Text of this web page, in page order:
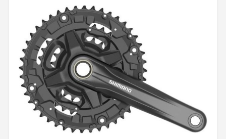
Kinderfietsen
Stadsfietsen
Elektrische fietsen
Mountainbikes
Shop
POPULAIRE MERKEN